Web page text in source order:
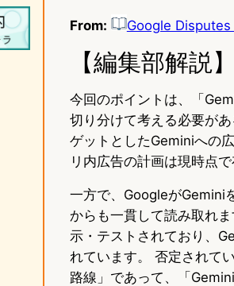
From: Google
【編集部解説】
今回のポイントは、「
切り分けて考える必要が
ゲットとしたGeminiへの
リ内広告の計画は現時点
一方で、GoogleがGemini
からも一貫して読み取れ
示・テストされており、
れています。 否定されて
路線」であって、「